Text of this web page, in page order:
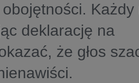
Każdy
deklarację na
że głos